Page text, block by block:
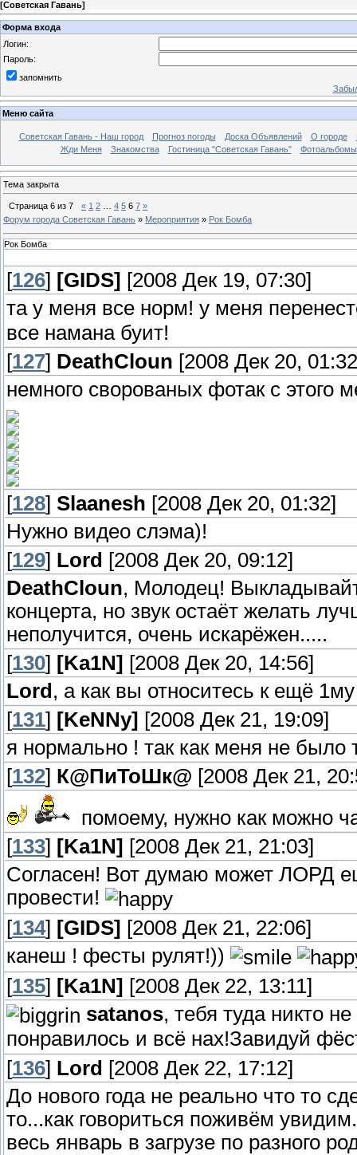
[Советская Гавань]
Форма входа
Логин:
Пароль:
запомнить
Меню сайта
Советская Гавань - Наш город Прогноз погоды Доска Объявлений О городе
Жди Меня
Знакомства Гостиница "Советская Гавань" Фотоальбомы
Тема закрыта
Страница 6 из 7 « 1 2 4 5 6 7 »
Форум города Советская Гавань » Мероприятия » Рок Бомба
Рок Бомба
[126] [GIDS] [2008 Дек 19, 07:30]
та у меня все норм! у меня
все намана буит!
[127] DeathCloun [2008 Дек 20,
немного сворованых фотак с этого
[128] Slaanesh [2008 Дек 20, 01:32]
Нужно видео слэма)!
[129] Lord [2008 Дек 20, 09:12]
DeathCloun, Молодец!
концерта, но звук остаёт желать
неполучится, очень искарёжен.....
[130] [Ka1N] [2008 Дек 20, 14:56]
Lord , а как вы относитесь к ещё
[131] [KeNNy] [2008 Дек 21, 19:09]
я нормально ! так как меня не было
[132] К@ПиТоШк@ [2008 Дек 21,
помоему, нужно как можно
[133] [Ka1N] [2008 Дек 21, 21:03]
Согласен! Вот думаю может ЛОРД
провести!
[134] [GIDS] [2008 Дек 21, 22:06]
канеш ! фесты рулят!))
[135] [Ka1N] [2008 Дек 22, 13:11]
satanos, тебя туда никто
понравилось и всё нах!Завидуй
[136] Lord [2008 Дек 22, 17:12]
До нового года не реально что то
то...как говориться поживём
весь январь в загрузе по разного